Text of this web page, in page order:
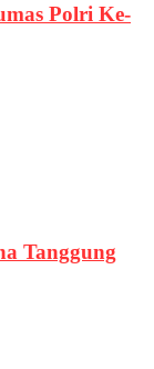
Polri Ke-
Tanggung